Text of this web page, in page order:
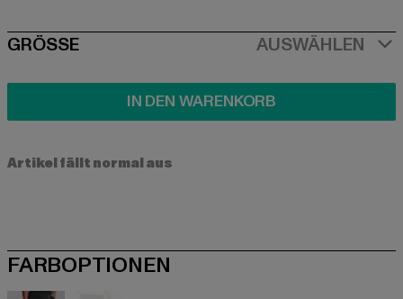
SIZE
GRÖSSE AUSWÄHLEN
IN DEN WARENKORB
Artikel fällt normal aus
FARBOPTIONEN